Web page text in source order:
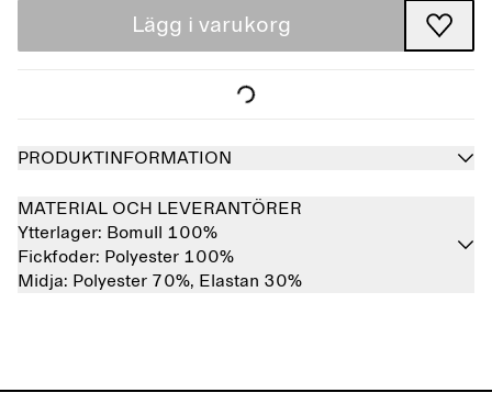
Lägg i varukorg
PRODUKTINFORMATION
MATERIAL OCH LEVERANTÖRER
Ytterlager: Bomull 100%
Fickfoder: Polyester 100%
Midja: Polyester 70%, Elastan 30%